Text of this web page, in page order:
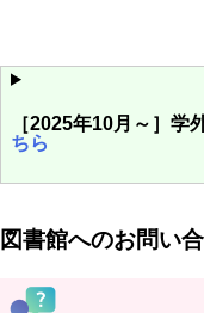
［2025年10月～］学
ちら
図書館へのお問い